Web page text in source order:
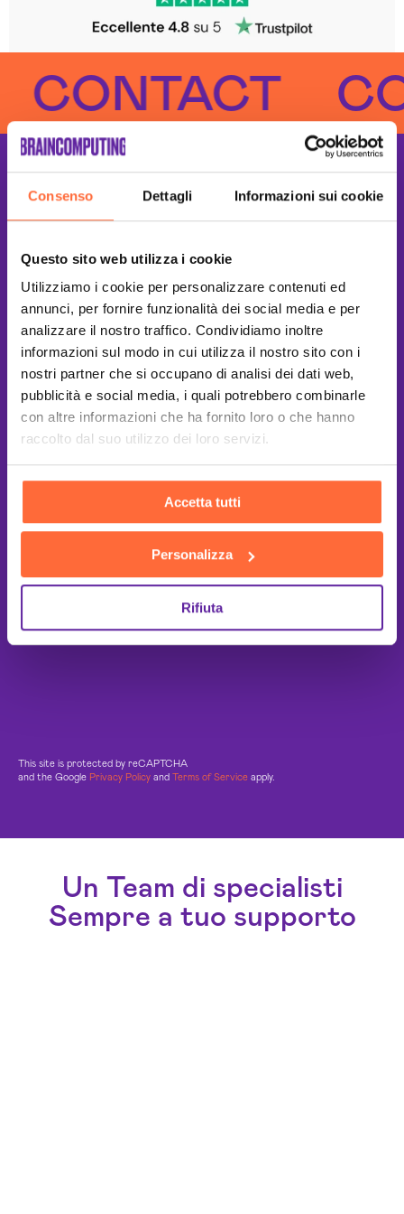
Consenso Dettagli Informazioni sui cookie
Questo sito web utilizza i cookie
Utilizziamo i cookie per personalizzare contenuti ed
annunci, per fornire funzionalità dei social media e per
analizzare il nostro traffico. Condividiamo inoltre
informazioni sul modo in cui utilizza il nostro sito con i
nostri partner che si occupano di analisi dei dati web,
pubblicità e social media, i quali potrebbero combinarle
con altre informazioni che ha fornito loro o che hanno
raccolto dal suo utilizzo dei loro servizi.
Accetta tutti
Personalizza
Rifiuta
This site is protected by reCAPTCHA
and the Google Privacy Policy and Terms of Service apply.
Un Team di specialisti
Sempre a tuo supporto